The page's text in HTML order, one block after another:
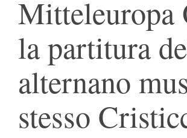
Mitteleuropa
la partitura
alternano
stesso